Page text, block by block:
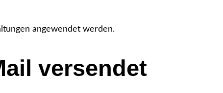
angewendet werden.
versendet